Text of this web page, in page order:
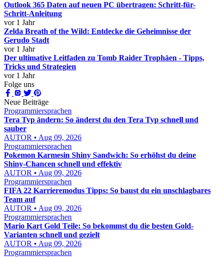
Outlook 365 Daten auf neuen PC übertragen: Schritt-für-
Schritt-Anleitung
vor 1 Jahr
Zelda Breath of the Wild: Entdecke die Geheimnisse der
Gerudo Stadt
vor 1 Jahr
Der ultimative Leitfaden zu Tomb Raider Trophäen - Tipps,
Tricks und Strategien
vor 1 Jahr
Folge uns
Neue Beiträge
Programmiersprachen
Tera Typ ändern: So änderst du den Tera Typ schnell und
sauber
AUTOR • Aug 09, 2026
Programmiersprachen
Pokemon Karmesin Shiny Sandwich: So erhöhst du deine
Shiny-Chancen schnell und effektiv
AUTOR • Aug 09, 2026
Programmiersprachen
FIFA 22 Karrieremodus Tipps: So baust du ein unschlagbares
Team auf
AUTOR • Aug 09, 2026
Programmiersprachen
Mario Kart Gold Teile: So bekommst du die besten Gold-
Varianten schnell und gezielt
AUTOR • Aug 09, 2026
Programmiersprachen